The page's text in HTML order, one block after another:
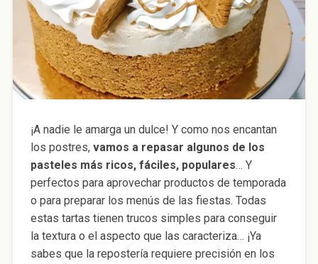
¡A nadie le amarga un dulce! Y como nos encantan
los postres, vamos a repasar algunos de los
pasteles más ricos, fáciles, populares… Y
perfectos para aprovechar productos de temporada
o para preparar los menús de las fiestas. Todas
estas tartas tienen trucos simples para conseguir
la textura o el aspecto que las caracteriza… ¡Ya
sabes que la repostería requiere precisión en los